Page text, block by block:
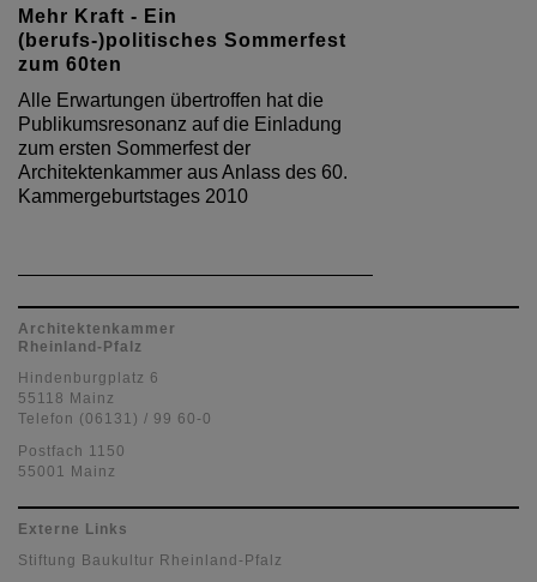
Mehr Kraft - Ein
(berufs-)politisches Sommerfest
zum 60ten
Alle Erwartungen übertroffen hat die
Publikumsresonanz auf die Einladung
zum ersten Sommerfest der
Architektenkammer aus Anlass des 60.
Kammergeburtstages 2010
Architektenkammer
Rheinland-Pfalz
Hindenburgplatz 6
55118 Mainz
Telefon (06131) / 99 60-0
Postfach 1150
55001 Mainz
Externe Links
Stiftung Baukultur Rheinland-Pfalz